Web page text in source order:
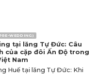
WEDDING)
tại lăng Tự Đức: Câu
của cặp đôi Ấn Độ trong
Nam
Huế tại lăng Tự Đức: Khi